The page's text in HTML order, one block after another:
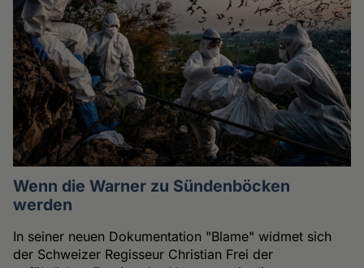
Wenn die Warner zu Sündenböcken
werden
In seiner neuen Dokumentation "Blame" widmet sich
der Schweizer Regisseur Christian Frei der